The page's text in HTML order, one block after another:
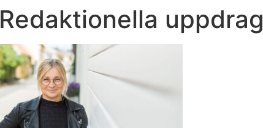
Redaktionella uppdrag